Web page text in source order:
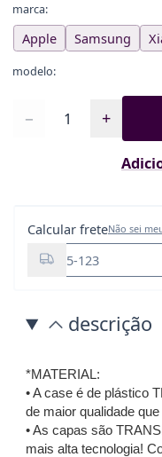
marca:
Apple Samsung
modelo:
− +
Calcular freteNão sei
descrição
*MATERIAL:
• A case é de plástico
de maior qualidade
• As capas são
mais alta tecnologia!